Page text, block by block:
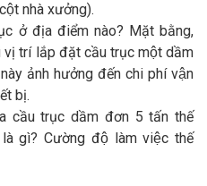
nhà xưởng).
ở địa điểm nào? Mặt bằng,
vị trí lắp đặt cầu trục một dầm
ảnh hưởng đến chi phí vận
bị.
cầu trục dầm đơn 5 tấn thế
gì? Cường độ làm việc thế